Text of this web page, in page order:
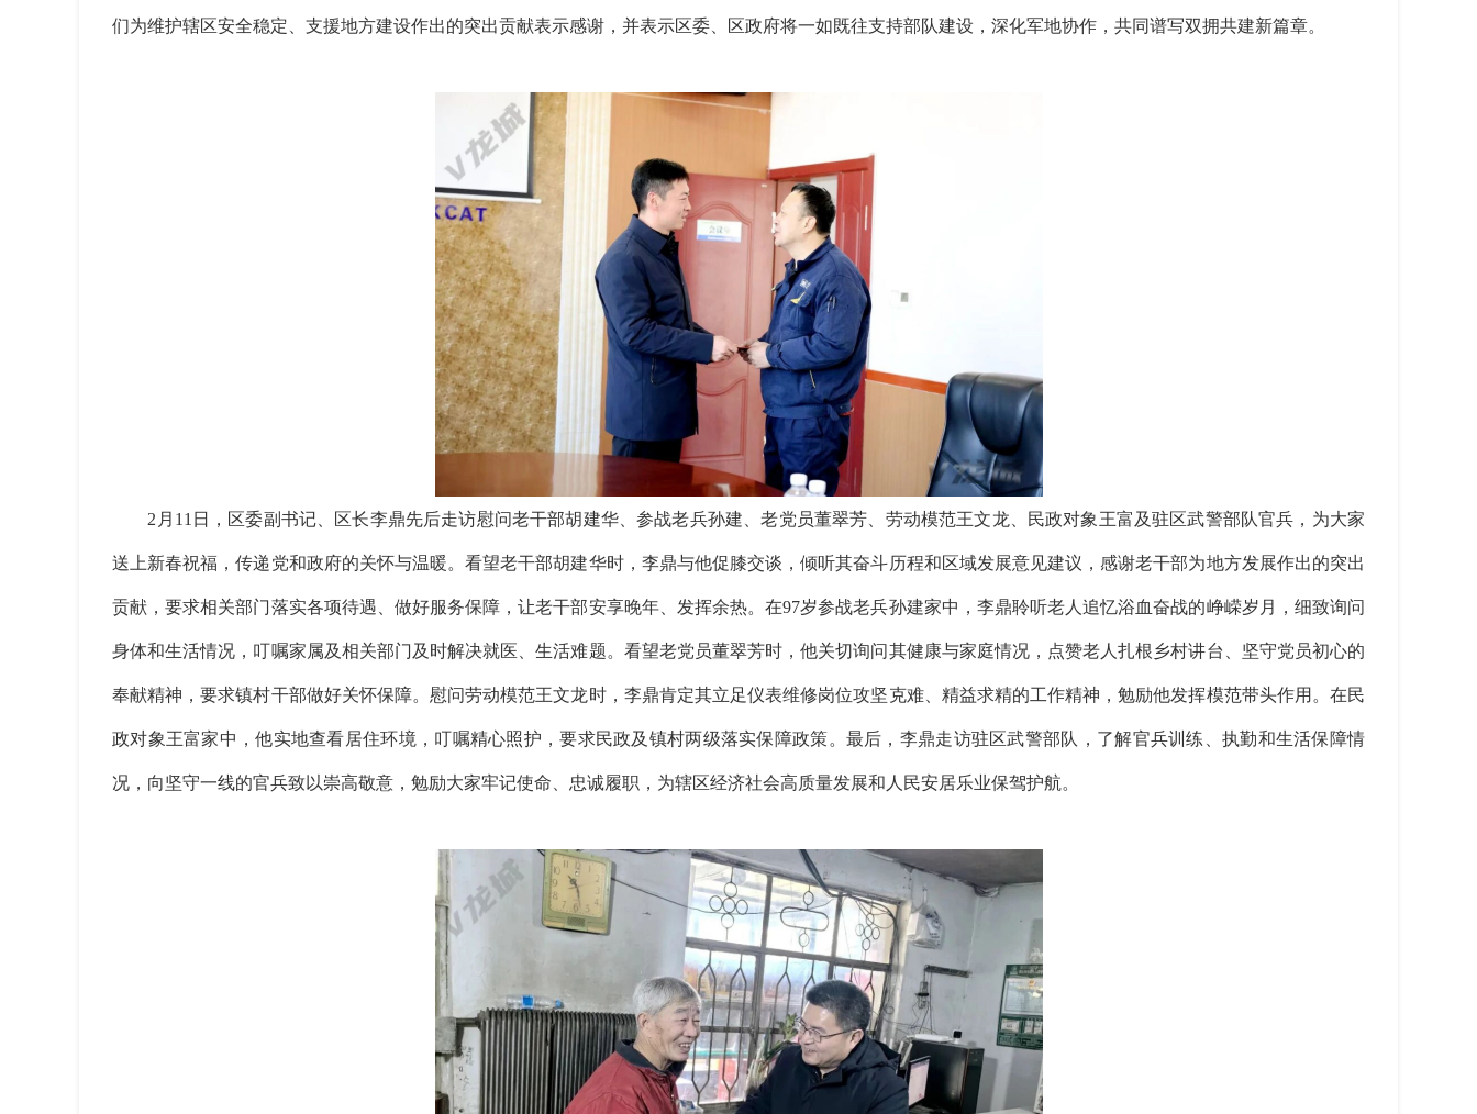
们为维护辖区安全稳定、支援地方建设作出的突出贡献表示感谢，并表示区委、区政府将一如既往支持部队建设，深化军地协作，共同谱写双拥共建新篇章。
2月11日，区委副书记、区长李鼎先后走访慰问老干部胡建华、参战老兵孙建、老党员董翠芳、劳动模范王文龙、民政对象王富及驻区武警部队官兵，为大家
送上新春祝福，传递党和政府的关怀与温暖。看望老干部胡建华时，李鼎与他促膝交谈，倾听其奋斗历程和区域发展意见建议，感谢老干部为地方发展作出的突出
贡献，要求相关部门落实各项待遇、做好服务保障，让老干部安享晚年、发挥余热。在97岁参战老兵孙建家中，李鼎聆听老人追忆浴血奋战的峥嵘岁月，细致询问
身体和生活情况，叮嘱家属及相关部门及时解决就医、生活难题。看望老党员董翠芳时，他关切询问其健康与家庭情况，点赞老人扎根乡村讲台、坚守党员初心的
奉献精神，要求镇村干部做好关怀保障。慰问劳动模范王文龙时，李鼎肯定其立足仪表维修岗位攻坚克难、精益求精的工作精神，勉励他发挥模范带头作用。在民
政对象王富家中，他实地查看居住环境，叮嘱精心照护，要求民政及镇村两级落实保障政策。最后，李鼎走访驻区武警部队，了解官兵训练、执勤和生活保障情
况，向坚守一线的官兵致以崇高敬意，勉励大家牢记使命、忠诚履职，为辖区经济社会高质量发展和人民安居乐业保驾护航。